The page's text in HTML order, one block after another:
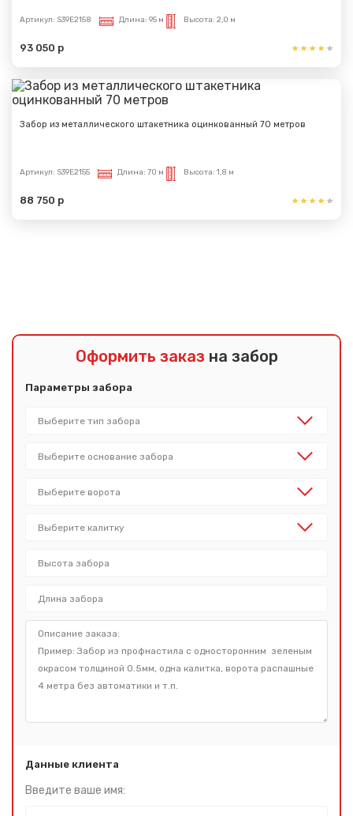
Артикул: S39E2158 Длина: 95 м Высота: 2,0 м
93 050 р
Забор из металлического штакетника оцинкованный 70 метров
Артикул: S39E2155 Длина: 70 м Высота: 1,8 м
88 750 р
Оформить заказ на забор
Параметры забора
Данные клиента
Введите ваше имя: